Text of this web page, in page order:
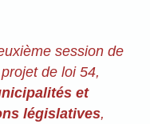
session de
de loi 54,
et
législatives,